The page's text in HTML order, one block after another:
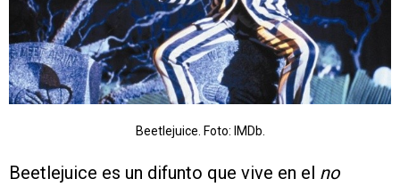
Beetlejuice. Foto: IMDb.
Beetlejuice es un difunto que vive en el no